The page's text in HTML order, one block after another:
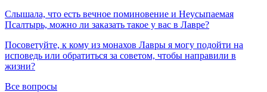
Слышала, что есть вечное поминовение и Неусыпаемая
Псалтырь, можно ли заказать такое у вас в Лавре?
Посоветуйте, к кому из монахов Лавры я могу подойти на
исповедь или обратиться за советом, чтобы направили в
жизни?
Все вопросы